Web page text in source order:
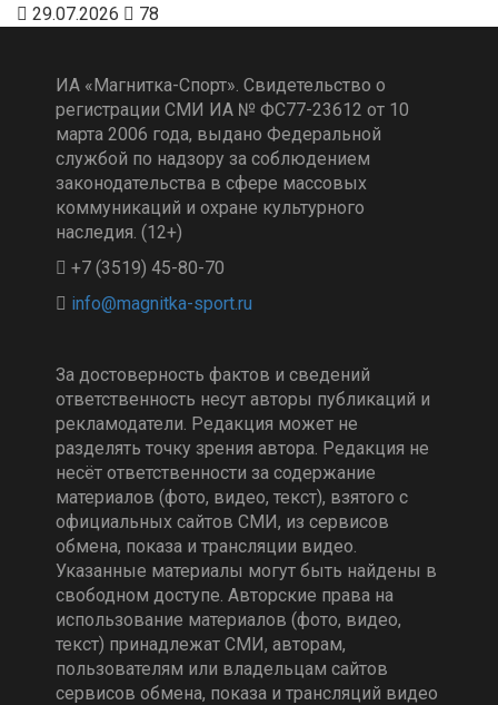
29.07.2026 78
ИА «Магнитка-Спорт». Свидетельство о
регистрации СМИ ИА № ФС77-23612 от 10
марта 2006 года, выдано Федеральной
службой по надзору за соблюдением
законодательства в сфере массовых
коммуникаций и охране культурного
наследия. (12+)
+7 (3519) 45-80-70
За достоверность фактов и сведений
ответственность несут авторы публикаций и
рекламодатели. Редакция может не
разделять точку зрения автора. Редакция не
несёт ответственности за содержание
материалов (фото, видео, текст), взятого с
официальных сайтов СМИ, из сервисов
обмена, показа и трансляции видео.
Указанные материалы могут быть найдены в
свободном доступе. Авторские права на
использование материалов (фото, видео,
текст) принадлежат СМИ, авторам,
пользователям или владельцам сайтов
сервисов обмена, показа и трансляций видео